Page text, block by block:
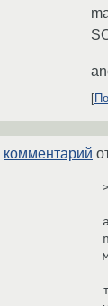
комментарий